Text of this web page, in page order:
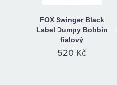
FOX Swinger Black
Label Dumpy Bobbin
fialový
520 Kč